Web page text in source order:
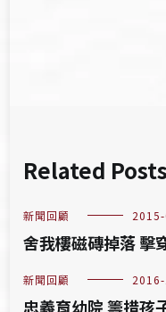
Related Posts
新聞回顧
舍我樓磁磚掉落 擊
新聞回顧
忠義育幼院 籌措孩